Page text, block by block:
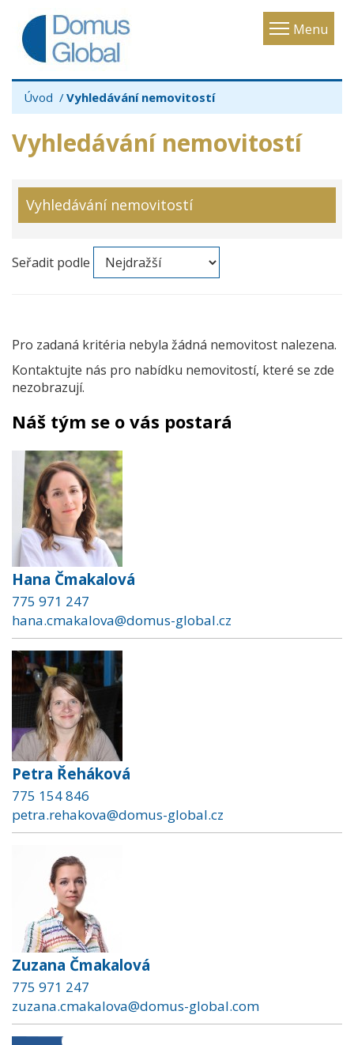
Menu
Toggle
Úvod Vyhledávání nemovitostí
Vyhledávání nemovitostí
Vyhledávání nemovitostí
Seřadit podle
Pro zadaná kritéria nebyla žádná nemovitost nalezena.
Kontaktujte nás pro nabídku nemovitostí, které se zde
nezobrazují.
Náš tým se o vás postará
Hana Čmakalová
775 971 247
hana.cmakalova@domus-global.cz
Petra Řeháková
775 154 846
petra.rehakova@domus-global.cz
Zuzana Čmakalová
775 971 247
zuzana.cmakalova@domus-global.com